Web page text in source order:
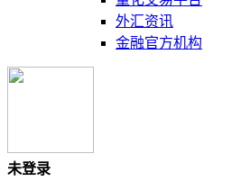
外汇资讯
金融官方机构
未登录